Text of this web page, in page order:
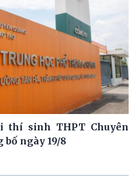
thí sinh THPT Chuyên
bố ngày 19/8